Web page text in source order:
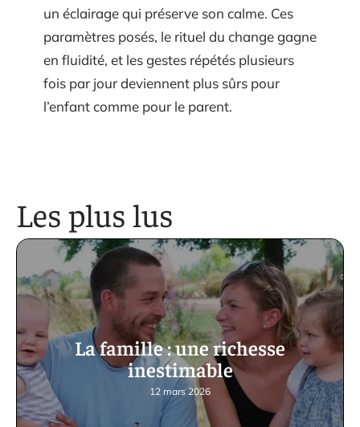
un éclairage qui préserve son calme. Ces
paramètres posés, le rituel du change gagne
en fluidité, et les gestes répétés plusieurs
fois par jour deviennent plus sûrs pour
l’enfant comme pour le parent.
Les plus lus
La famille : une richesse
inestimable
12 mars 2026